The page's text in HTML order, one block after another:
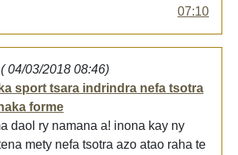
07:10
( 04/03/2018 08:46)
sport tsara indrindra nefa tsotra
forme
daol ry namana a! inona kay ny
mety nefa tsotra azo atao raha te